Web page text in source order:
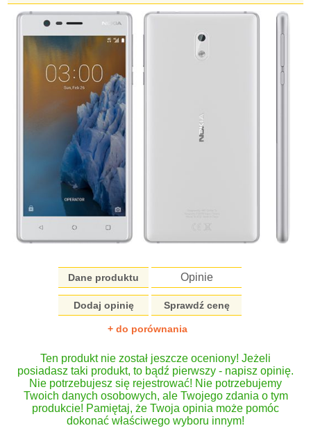
Dane produktu Opinie
Dodaj opinię Sprawdź cenę
+ do porównania
Ten produkt nie został jeszcze oceniony! Jeżeli
posiadasz taki produkt, to bądź pierwszy - napisz opinię.
Nie potrzebujesz się rejestrować! Nie potrzebujemy
Twoich danych osobowych, ale Twojego zdania o tym
produkcie! Pamiętaj, że Twoja opinia może pomóc
dokonać właściwego wyboru innym!